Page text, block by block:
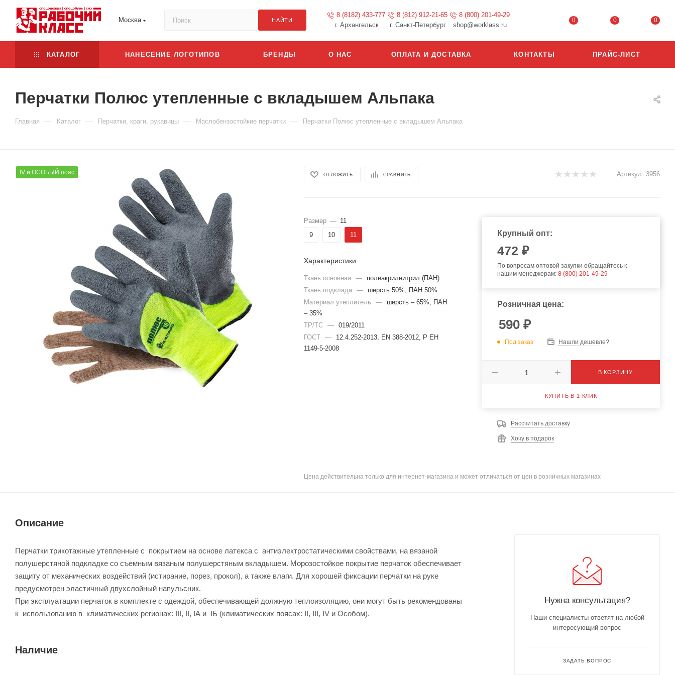
Москва НАЙТИ
8 (8182) 433-777
г. Архангельск
8 (812) 912-21-65
г. Санкт-Петербург
8 (800) 201-49-29
shop@worklass.ru
0 0 0
КАТАЛОГ НАНЕСЕНИЕ ЛОГОТИПОВ БРЕНДЫ О НАС ОПЛАТА И ДОСТАВКА КОНТАКТЫ ПРАЙС-ЛИСТ
Перчатки Полюс утепленные с вкладышем Альпака
Главная — Каталог — Перчатки, краги, рукавицы — Маслобензостойкие перчатки — Перчатки Полюс утепленные с вкладышем Альпака
IV и ОСОБЫЙ пояс ОТЛОЖИТЬ СРАВНИТЬ Артикул: 3956
Размер — 11
9
10 11
Характеристики
Ткань основная —
полиакрилнитрил (ПАН)
Ткань подклада
—
шерсть 50%, ПАН 50%
Материал утеплитель
—
шерсть – 65%, ПАН
– 35%
ТР/ТС
—
019/2011
ГОСТ
—
12.4.252-2013, EN 388-2012, Р ЕН
1149-5-2008
Крупный опт:
472 ₽
По вопросам оптовой закупки обращайтесь к
нашим менеджерам: 8 (800) 201-49-29
Розничная цена:
590₽
Под заказ Нашли дешевле?
В КОРЗИНУ
КУПИТЬ В 1 КЛИК
Рассчитать доставку
Хочу в подарок
Цена действительна только для интернет-магазина и может отличаться от цен в розничных магазинах
Описание
Перчатки трикотажные утепленные с покрытием на основе латекса с антиэлектростатическими свойствами, на вязаной
полушерстяной подкладке со съемным вязаным полушерстяным вкладышем. Морозостойкое покрытие перчаток обеспечивает
защиту от механических воздействий (истирание, порез, прокол), а также влаги. Для хорошей фиксации перчатки на руке
предусмотрен эластичный двухслойный напульсник.
При эксплуатации перчаток в комплекте с одеждой, обеспечивающей должную теплоизоляцию, они могут быть рекомендованы
к использованию в климатических регионах: III, II, IА и IБ (климатических поясах: II, III, IV и Особом).
Наличие
Нужна консультация?
Наши специалисты ответят на любой
интересующий вопрос
ЗАДАТЬ ВОПРОС